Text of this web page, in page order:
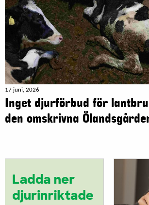
17 juni, 2026
Inget djurförbud för
den omskrivna